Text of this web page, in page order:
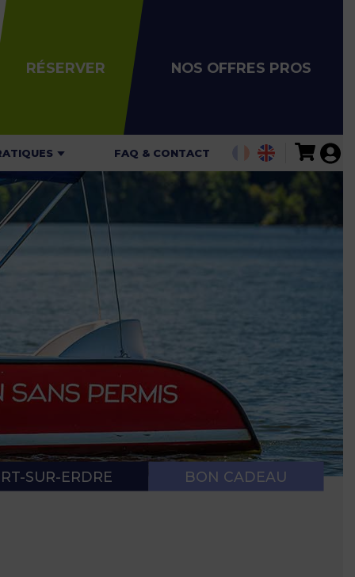
RÉSERVER NOS OFFRES PROS
DE SÉCURITÉ
SANITAIRE
FAQ & CONTACT
SUR-ERDRE BON CADEAU